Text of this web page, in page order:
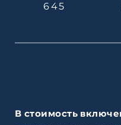
645
В стоимость